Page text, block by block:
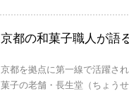
京都の和菓子職人が語
京都を拠点に第一線で活躍さ
菓子の老舗・長生堂（ちょう